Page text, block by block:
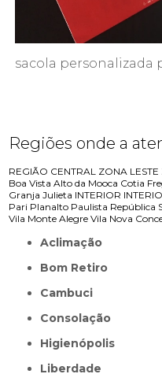
sacola personalizada
Regiões onde a
REGIÃO CENTRAL ZONA LESTE
Boa Vista Alto da Mooca Cotia
Granja Julieta INTERIOR
Pari Planalto Paulista República
Vila Monte Alegre Vila Nova
Aclimação
Bom Retiro
Cambuci
Consolação
Higienópolis
Liberdade